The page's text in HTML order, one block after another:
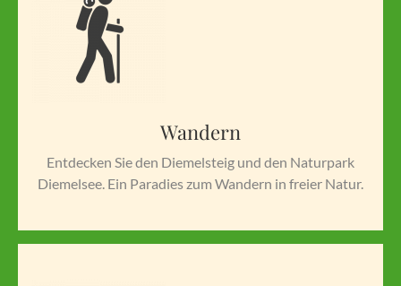
Wandern
Entdecken Sie den Diemelsteig und den Naturpark
Diemelsee. Ein Paradies zum Wandern in freier Natur.